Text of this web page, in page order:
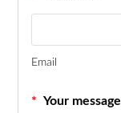
Email
* Your message